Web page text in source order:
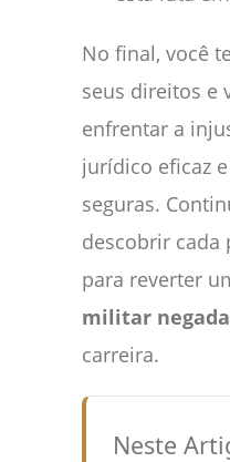
No final, você
seus direitos e
enfrentar a
jurídico eficaz
seguras.
descobrir cada
para reverter
militar negada
carreira.
Neste